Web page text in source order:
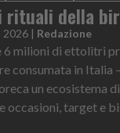
rituali della
2026 | Redazione
6 milioni di ettolitri
consumata in
un ecosistema
occasioni, target e